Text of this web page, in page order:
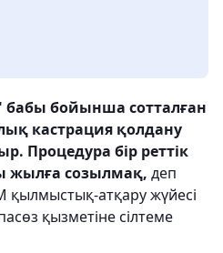
бабы бойынша сотталған
кастрация қолдану
Процедура бір реттік
жылға созылмақ, деп
қылмыстық-атқару жүйесі
қызметіне сілтеме